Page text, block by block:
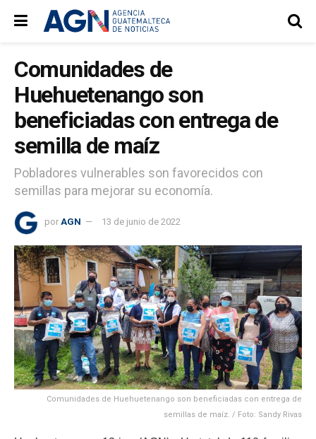
Comunidades de
Huehuetenango son
beneficiadas con entrega de
semilla de maíz
Pobladores vulnerables son favorecidos con
semillas para mejorar su economía.
por AGN 13 de junio de 2022
Comunidades de Huehuetenango son beneficiadas con entrega de
semillas de maíz. / Foto: Sandy Rivas